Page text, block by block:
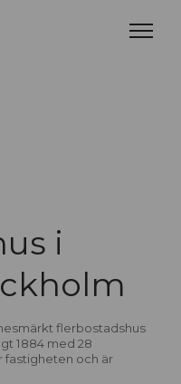
i
flerbostadshus
1884 med 28
fastigheten och är